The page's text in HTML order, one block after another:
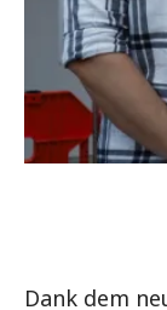
Dank dem